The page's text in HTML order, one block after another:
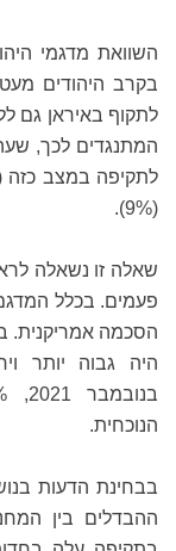
השוואת מדגמי
המתנגדים לכך,
(9%).
הסכמה אמריקנית.
הנוכחית.
בבחינת הדעות
ההבדלים בין